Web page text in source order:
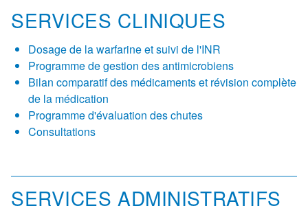
SERVICES CLINIQUES
Dosage de la warfarine et suivi de l'INR
Programme de gestion des antimicrobiens
Bilan comparatif des médicaments et révision complète
de la médication
Programme d'évaluation des chutes
Consultations
SERVICES ADMINISTRATIFS